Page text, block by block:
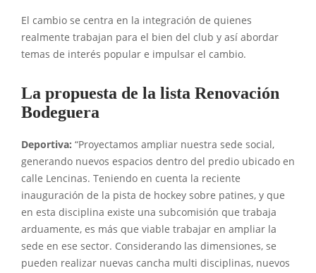
El cambio se centra en la integración de quienes
realmente trabajan para el bien del club y así abordar
temas de interés popular e impulsar el cambio.
La propuesta de la lista Renovación
Bodeguera
Deportiva: “Proyectamos ampliar nuestra sede social,
generando nuevos espacios dentro del predio ubicado en
calle Lencinas. Teniendo en cuenta la reciente
inauguración de la pista de hockey sobre patines, y que
en esta disciplina existe una subcomisión que trabaja
arduamente, es más que viable trabajar en ampliar la
sede en ese sector. Considerando las dimensiones, se
pueden realizar nuevas cancha multi disciplinas, nuevos